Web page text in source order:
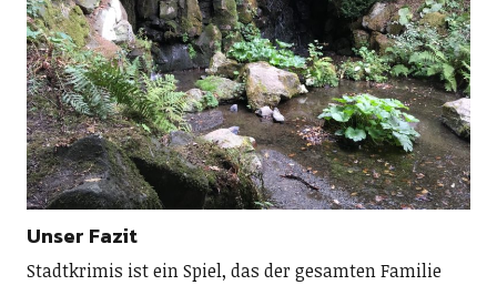
Unser Fazit
Stadtkrimis ist ein Spiel, das der gesamten Familie